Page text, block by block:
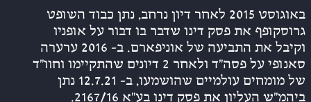
באוגוסט 2015 לאחר דיון נרחב, נתן כבוד השופט
גרוסקופף את פסק דינו שדבר בו דבור על אופניו
וקיבל את התביעה של אוניפארם. ב- 2016 ערערה
סאנופי על פסה”ד ולאחר 2 דיונים שהתקיימו וחוו”ד
של מומחים עולמיים שהושמעו, ב- 12.7.21 נתן
ביהמ”ש העליון את פסק דינו בע”א 2167/16.